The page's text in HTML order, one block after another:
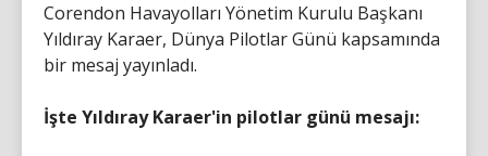
Corendon Havayolları Yönetim Kurulu Başkanı
Yıldıray Karaer, Dünya Pilotlar Günü kapsamında
bir mesaj yayınladı.
İşte Yıldıray Karaer'in pilotlar günü mesajı: